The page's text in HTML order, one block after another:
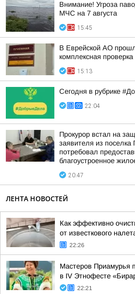
Внимание! Угроза
МЧС на 7 августа
15:45
В Еврейской АО
комплексная
15:13
Сегодня в рубрике
22:04
Прокурор встал на
заявителя из поселка
потребовал
благоустроенное
20:47
ЛЕНТА НОВОСТЕЙ
Как эффективно
от известкового
22:26
Мастеров Приамурья
в IV Этнофесте
22:21